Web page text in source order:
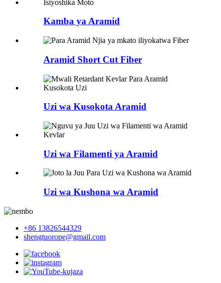
Kamba ya Aramid
Aramid Short Cut Fiber
Uzi wa Kusokota Aramid
Uzi wa Filamenti ya Aramid
Uzi wa Kushona wa Aramid
+86 13826544329
shengtuorope@gmail.com